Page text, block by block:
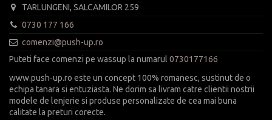
TARLUNGENI, SALCAMILOR 259
0730 177 166
comenzi@push-up.ro
Puteti face comenzi pe wassup la numarul 0730177166
www.push-up.ro este un concept 100% romanesc, sustinut de o
echipa tanara si entuziasta. Ne dorim sa livram catre clientii nostrii
modele de lenjerie si produse personalizate de cea mai buna
calitate la preturi corecte.